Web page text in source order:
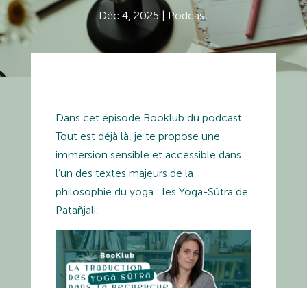
Déc 4, 2025 | Podcast
Dans cet épisode Booklub du podcast
Tout est déjà là, je te propose une
immersion sensible et accessible dans
l’un des textes majeurs de la
philosophie du yoga : les Yoga-Sûtra de
Patañjali.